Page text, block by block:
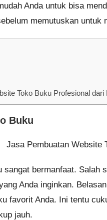
Anda untuk bisa
memutuskan untuk
Toko Buku Profesional dari
Buku
bermanfaat. Salah
Anda inginkan.
favorit Anda. Ini tentu
jauh.